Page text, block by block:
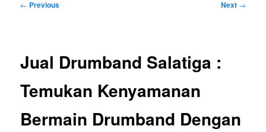
Post
← Previous Next →
Jual Drumband Salatiga :
Temukan Kenyamanan
Bermain Drumband Dengan